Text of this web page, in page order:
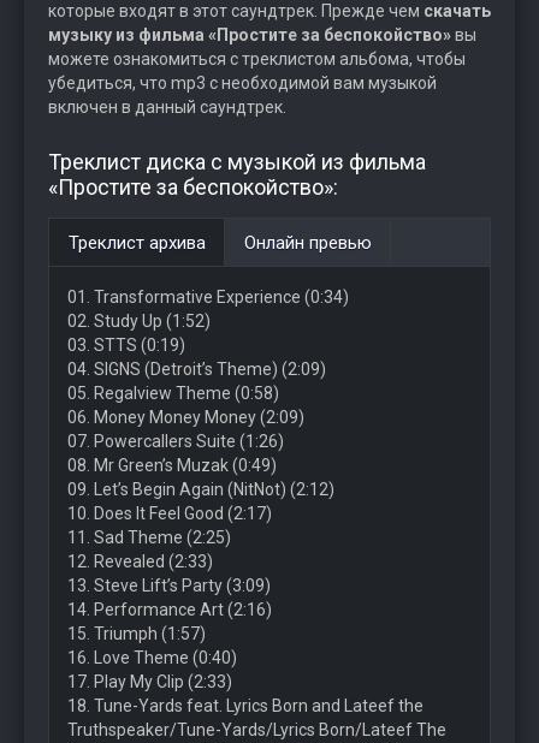
которые входят в этот саундтрек. Прежде чем скачать
музыку из фильма «Простите за беспокойство»вы
можете ознакомиться с треклистом альбома, чтобы
убедиться, что mp3 с необходимой вам музыкой
включен в данный саундтрек.
Треклист диска с музыкой из фильма
«Простите за беспокойство»:
Треклист архива Онлайн превью
01. Transformative Experience (0:34)
02. Study Up (1:52)
03. STTS (0:19)
04. SIGNS (Detroit’s Theme) (2:09)
05. Regalview Theme (0:58)
06. Money Money Money (2:09)
07. Powercallers Suite (1:26)
08. Mr Green’s Muzak (0:49)
09. Let’s Begin Again (NitNot) (2:12)
10. Does It Feel Good (2:17)
11. Sad Theme (2:25)
12. Revealed (2:33)
13. Steve Lift’s Party (3:09)
14. Performance Art (2:16)
15. Triumph (1:57)
16. Love Theme (0:40)
17. Play My Clip (2:33)
18. Tune-Yards feat. Lyrics Born and Lateef the
Truthspeaker/Tune-Yards/Lyrics Born/Lateef The